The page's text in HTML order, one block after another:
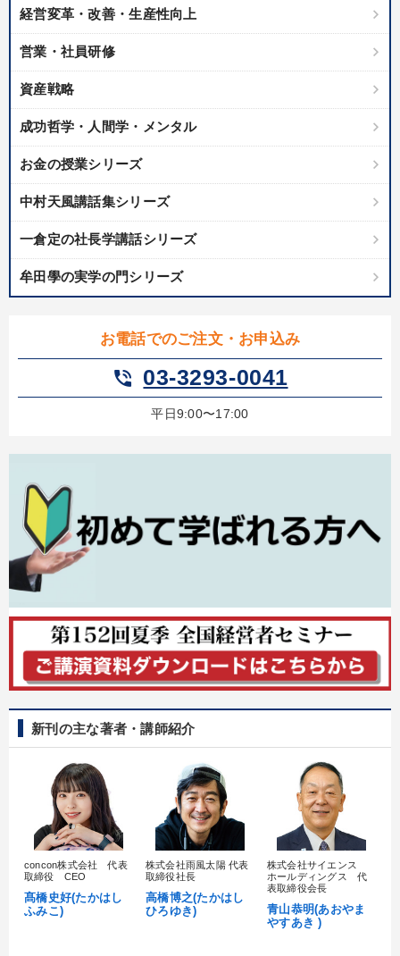
業種
製造業 卸売・小売・飲食業 建設・不動産業
IT・サービス・金融業 コンサルタント 専門家
キーワード
金利 広報・PR 多様性・ダイバーシティ
仕事術・ビジネスハック
※「更新」を押すと「テーマ」「キーワード」を更新いただけます。
経営音声・動画を探す
全国経営者セミナー収録物以外の経営教材（全762タイトル）からお探
しいただけます
営業・社員研修
経営者のための《音声・動画で学ぶ》講演シリーズ
後継社長・アトツギ
タル版（音声／動画ストリーミング・ダウンロード）
オーナー社長の「現場力の経営」＋現場の「儲ける力」をさらに
高める教材２選
タル版（音声／動画ストリーミング・ダウンロード）
組織・採用・スキル 【2月】音声・映像
【6月】音声・映像
目的別
業績を伸ばしたい 経営を改善したい
財務・数字力の向上
経営変革・改善・生産性向上
営業・社員研修
資産戦略
成功哲学・人間学・メンタル
お金の授業シリーズ
中村天風講話集シリーズ
一倉定の社長学講話シリーズ
牟田學の実学の門シリーズ
お電話でのご注文・お申込み
phone_in_talk 03-3293-0041
平日9:00〜17:00
新刊の主な著者・講師紹介
concon株式会社 代表
取締役 CEO
髙橋史好(たかはし
ふみこ)
株式会社雨風太陽 代表
取締役社長
高橋博之(たかはし
ひろゆき)
株式会社サイエンス
ホールディングス 代
表取締役会長
青山恭明(あおやま
やすあき )